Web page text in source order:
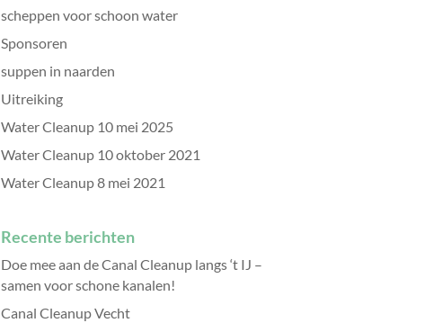
scheppen voor schoon water
Sponsoren
suppen in naarden
Uitreiking
Water Cleanup 10 mei 2025
Water Cleanup 10 oktober 2021
Water Cleanup 8 mei 2021
Recente berichten
Doe mee aan de Canal Cleanup langs ‘t IJ –
samen voor schone kanalen!
Canal Cleanup Vecht